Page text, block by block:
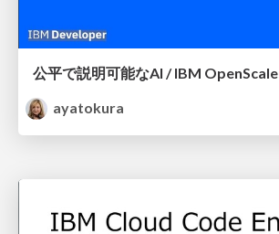
公平で説明可能なAI / IBM OpenScale
ayatokura